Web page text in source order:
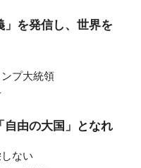
を発信し、世界を
プ大統領
由の大国」となれ
ない